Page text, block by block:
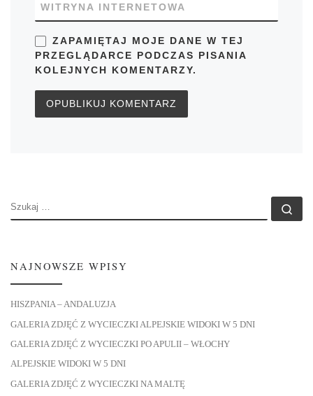
WITRYNA INTERNETOWA
ZAPAMIĘTAJ MOJE DANE W TEJ
PRZEGLĄDARCE PODCZAS PISANIA
KOLEJNYCH KOMENTARZY.
SZUKAJ
NAJNOWSZE WPISY
HISZPANIA – ANDALUZJA
GALERIA ZDJĘĆ Z WYCIECZKI ALPEJSKIE WIDOKI W 5 DNI
GALERIA ZDJĘĆ Z WYCIECZKI PO APULII – WŁOCHY
ALPEJSKIE WIDOKI W 5 DNI
GALERIA ZDJĘĆ Z WYCIECZKI NA MALTĘ